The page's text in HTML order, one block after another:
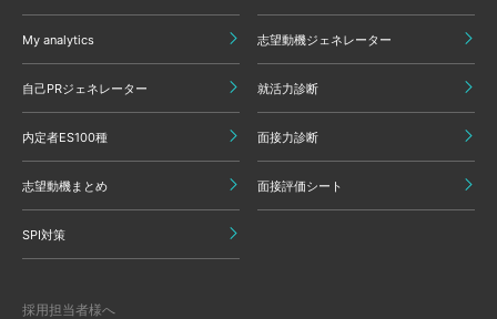
My analytics 志望動機ジェネレーター
自己PRジェネレーター 就活力診断
内定者ES100種 面接力診断
志望動機まとめ 面接評価シート
SPI対策
採用担当者様へ